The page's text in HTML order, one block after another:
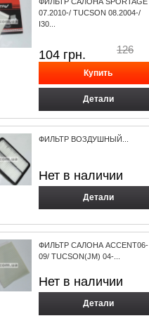
07.2010-/ TUCSON 08.2004-/
I30...
104 грн. 126
Детали
ФИЛЬТР ВОЗДУШНЫЙ...
Нет в наличии
Детали
ФИЛЬТР САЛОНА ACCENT06-
09/ TUCSON(JM) 04-...
Нет в наличии
Детали